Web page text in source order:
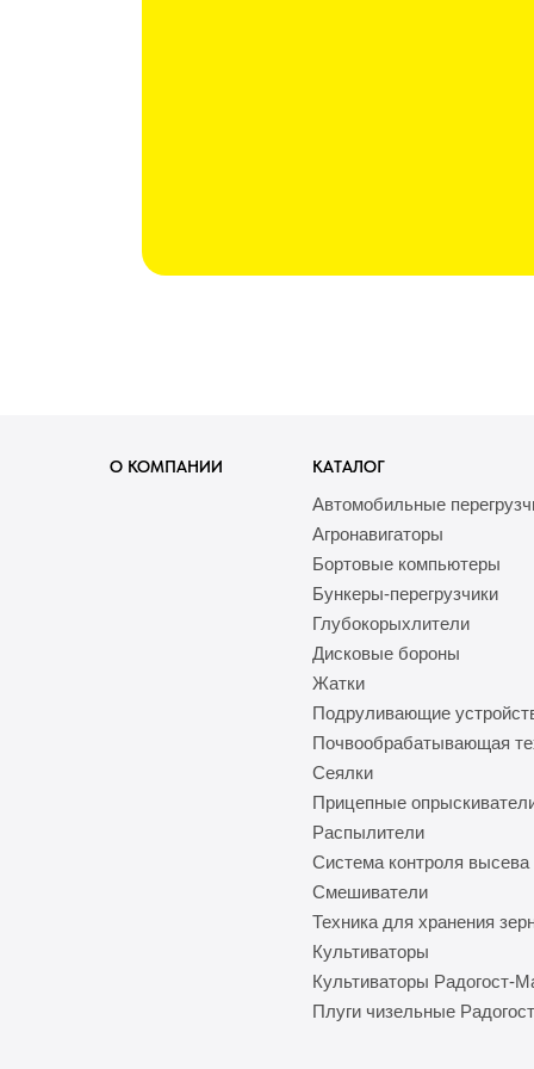
О КОМПАНИИ КАТАЛОГ
Автомобильные
Агронавигаторы
Бортовые компьютеры
Бункеры-перегрузчики
Глубокорыхлители
Дисковые бороны
Жатки
Подруливающие
Почвообрабатывающая
Прицепные
Распылители
Система контроля высева
Смешиватели
Техника для хранения
Культиваторы
Культиваторы Радогост-
Плуги чизельные
Сеялки